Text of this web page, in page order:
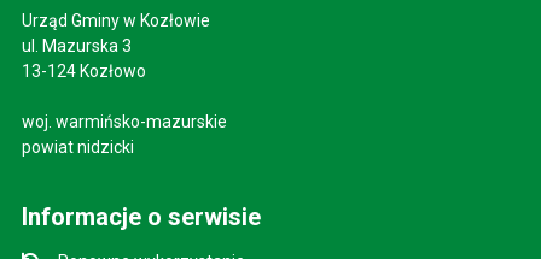
Urząd Gminy w Kozłowie
ul. Mazurska 3
13-124 Kozłowo
woj. warmińsko-mazurskie
powiat nidzicki
Informacje o serwisie